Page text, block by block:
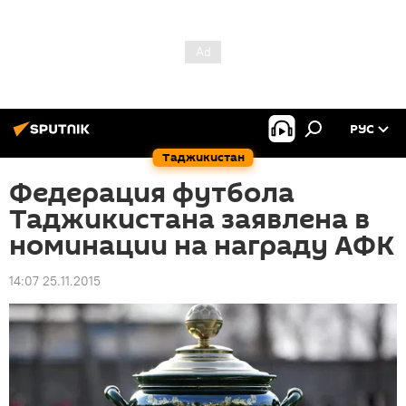
Таджикистан
РУС
Федерация футбола
Таджикистана заявлена в
номинации на награду АФК
14:07 25.11.2015